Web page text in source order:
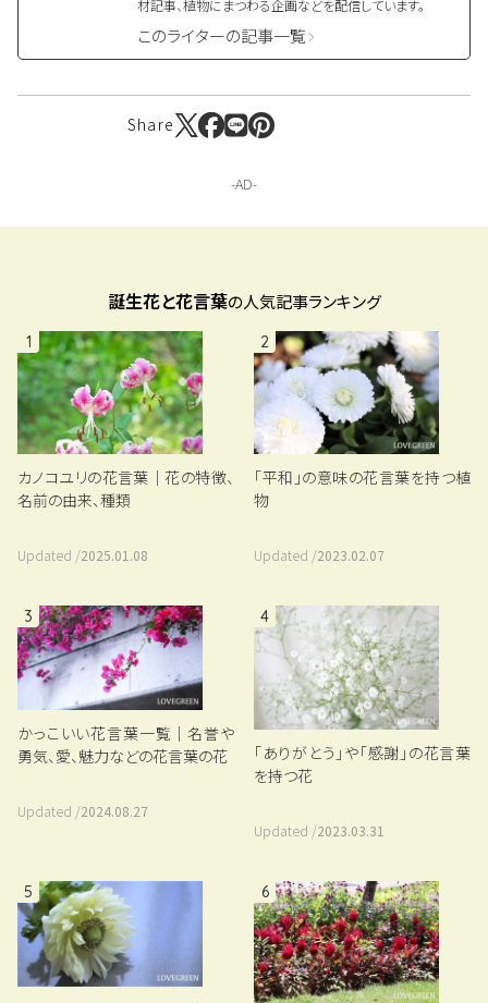
材記事、植物にまつわる企画などを配信しています。
このライターの記事一覧
Share
誕生花と花言葉の人気記事ランキング
1
カノコユリの花言葉｜花の特徴、
名前の由来、種類
Updated /2025.01.08
2
「平和」の意味の花言葉を持つ植
物
Updated /2023.02.07
3
かっこいい花言葉一覧｜名誉や
勇気、愛、魅力などの花言葉の花
Updated /2024.08.27
4
「ありがとう」や「感謝」の花言葉
を持つ花
Updated /2023.03.31
5 6